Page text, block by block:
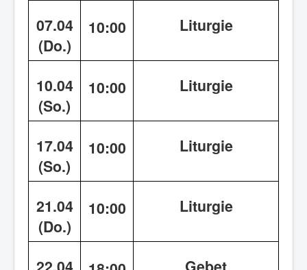
07.04
(Do.)
10:00 Liturgie
10.04
(So.)
10:00 Liturgie
17.04
(So.)
10:00 Liturgie
21.04
(Do.)
10:00 Liturgie